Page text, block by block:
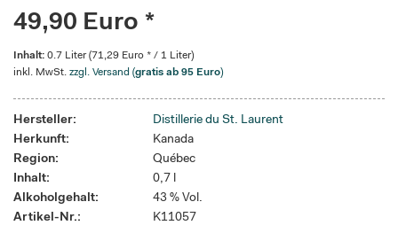
49,90 Euro *
Inhalt: 0.7 Liter (71,29 Euro * / 1 Liter)
inkl. MwSt. zzgl. Versand (gratis ab 95 Euro)
Hersteller:
Distillerie du St. Laurent
Herkunft:
Kanada
Region:
Québec
Inhalt:
0,7 l
Alkoholgehalt:
43 % Vol.
Artikel-Nr.:
K11057